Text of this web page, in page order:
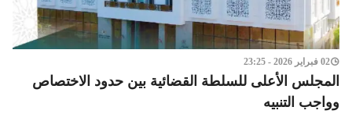
02 فبراير 2026 - 23:25
المجلس الأعلى للسلطة القضائية بين حدود الاختصاص
وواجب التنبيه